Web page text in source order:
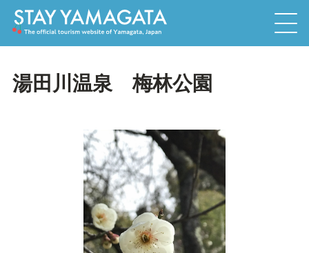
湯田川温泉 梅林公園